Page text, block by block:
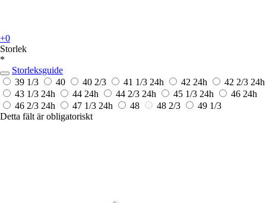
+0
Storlek
*
Storleksguide
39 1/3
40 40 2/3 41 1/3 24h 42 24h 42 2/3 24h
43 1/3 24h 44 24h 44 2/3 24h 45 1/3 24h 46 24h
46 2/3 24h 47 1/3 24h 48 48 2/3
49 1/3
Detta fält är obligatoriskt